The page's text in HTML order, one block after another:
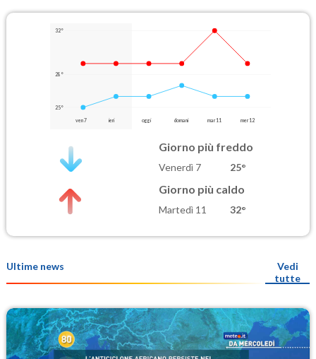
32°
28°
25°
ven 7 ieri oggi domani mar 11 mer 12
Giorno più freddo
Venerdì 7 25°
Giorno più caldo
Martedì 11 32°
Ultime news
Vedi
tutte